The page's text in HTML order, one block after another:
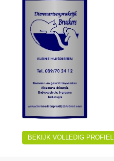
BEKIJK VOLLEDIG PROFIEL